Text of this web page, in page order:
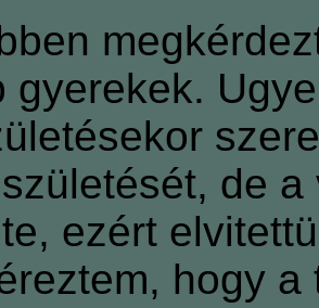
gyerekek.
de
ezért
hogy